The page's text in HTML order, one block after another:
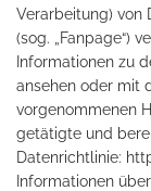
Verarbeitung) von
(sog. „Fanpage“)
Informationen zu
ansehen oder mit
vorgenommenen
getätigte und
Datenrichtlinie:
Informationen